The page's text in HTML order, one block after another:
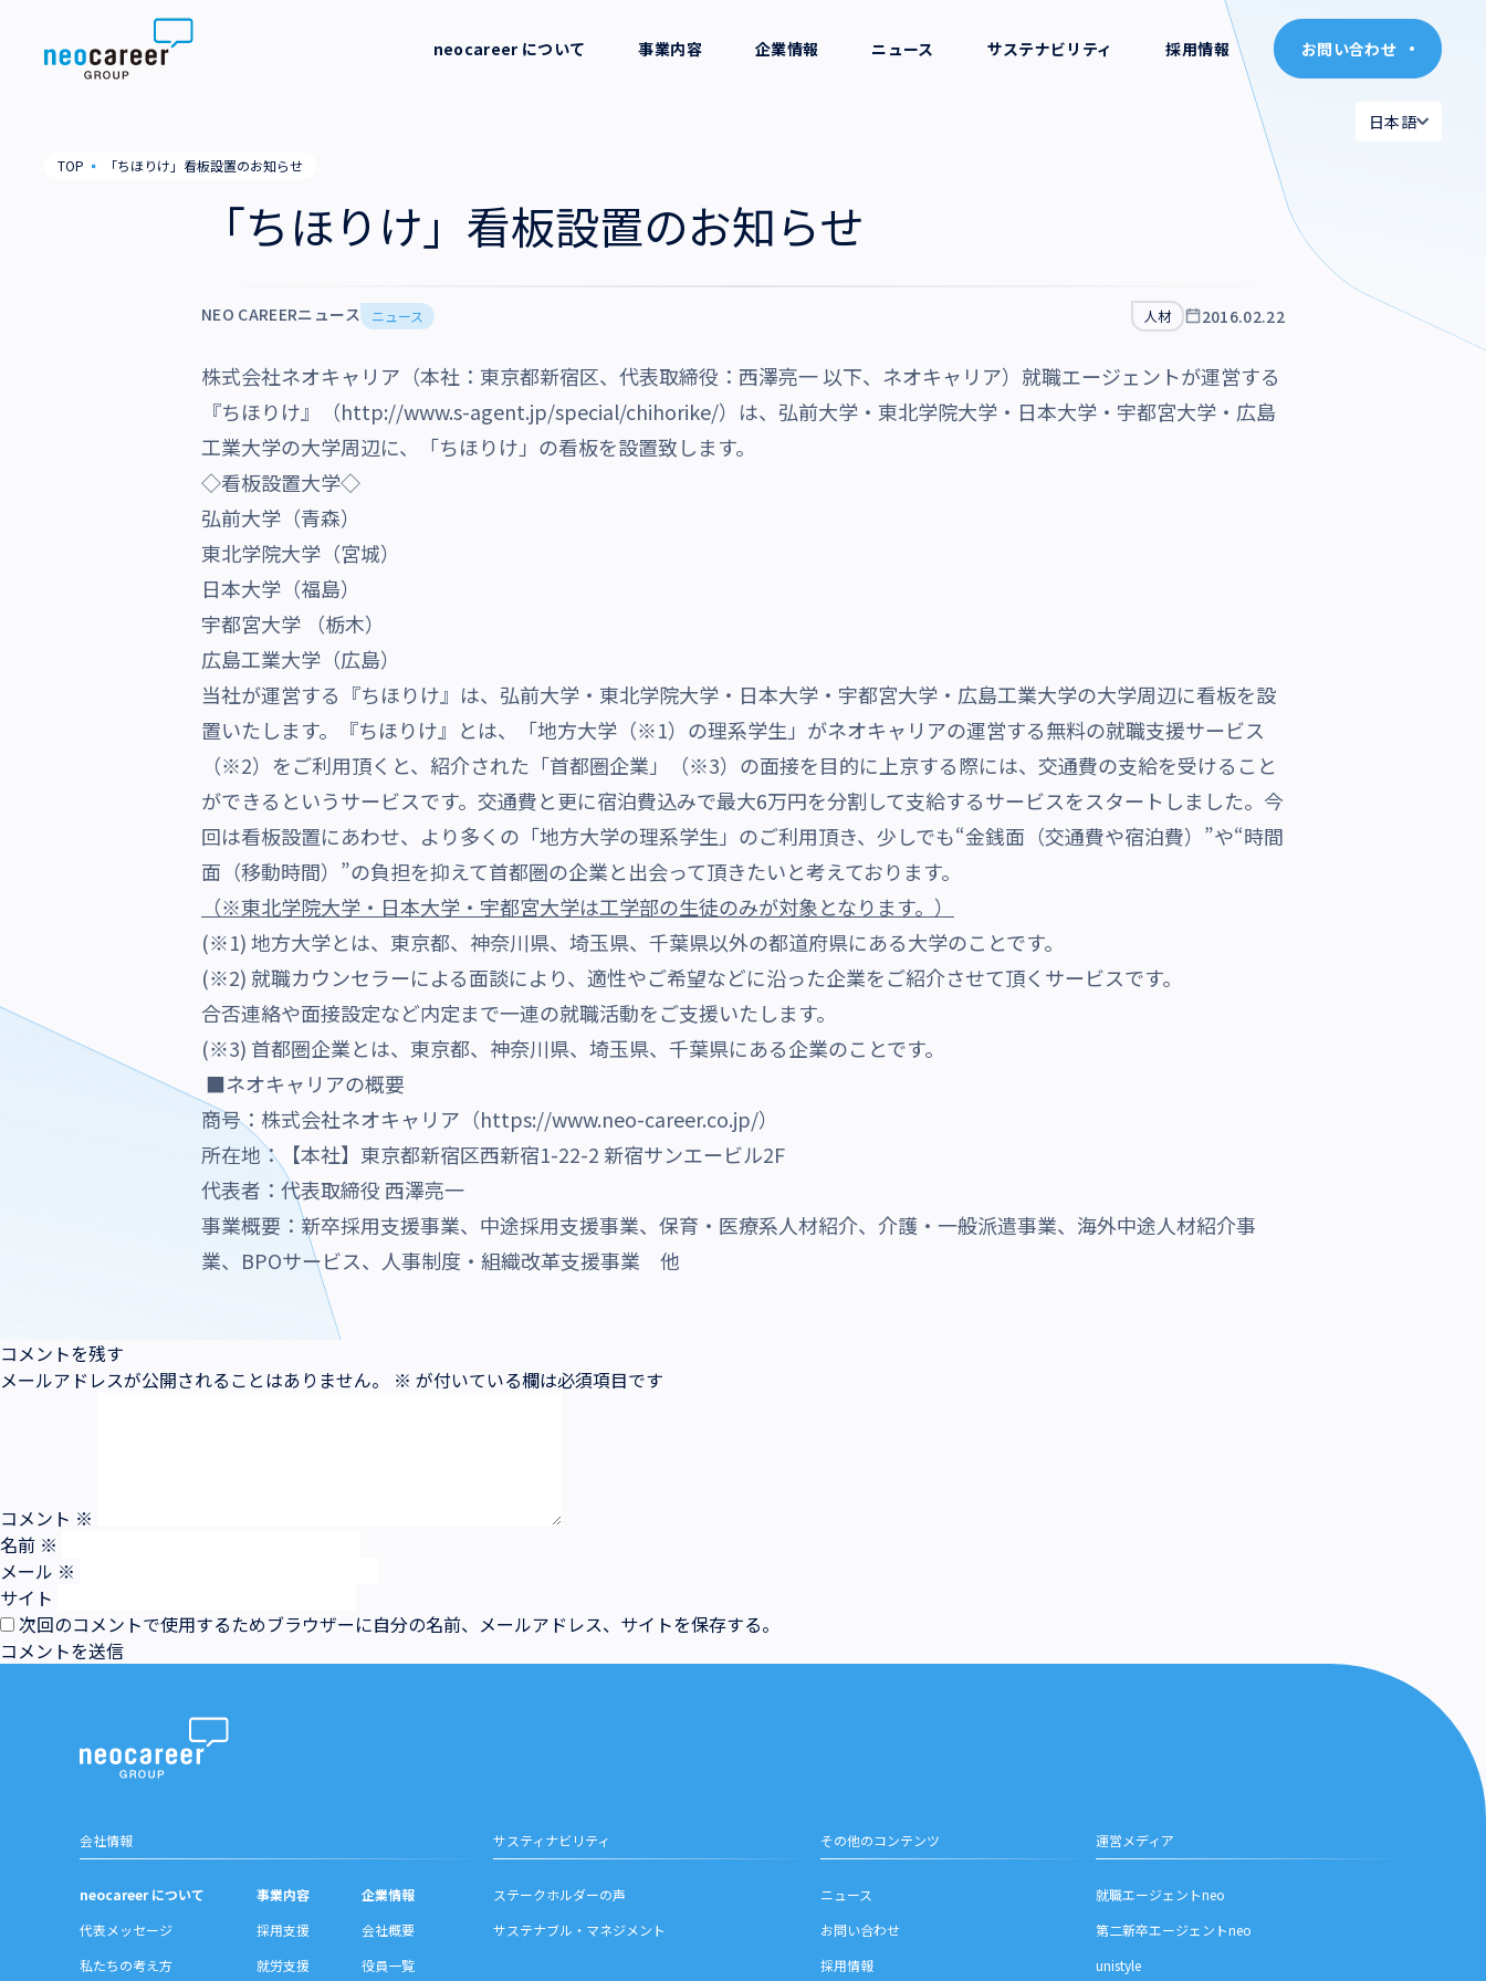
お問い合わせ
日本語
neocareer について
私たちの考え方
事業内容 企業情報
沿革・受賞歴
ニュース サステナビリティ 採用情報 お問い合わせ
日本語
TOP ▪ 「ちほりけ」看板設置のお知らせ
「ちほりけ」看板設置のお知らせ
NEO CAREERニュース ニュース 人材 2016.02.22
株式会社ネオキャリア（本社：東京都新宿区、代表取締役：西澤亮一 以下、ネオキャリア）就職エージェントが運営する
『ちほりけ』（http://www.s-agent.jp/special/chihorike/）は、弘前大学・東北学院大学・日本大学・宇都宮大学・広島
工業大学の大学周辺に、「ちほりけ」の看板を設置致します。
◇看板設置大学◇
弘前大学（青森）
東北学院大学（宮城）
日本大学（福島）
宇都宮大学 （栃木）
広島工業大学（広島）
当社が運営する『ちほりけ』は、弘前大学・東北学院大学・日本大学・宇都宮大学・広島工業大学の大学周辺に看板を設
置いたします。『ちほりけ』とは、「地方大学（※1）の理系学生」がネオキャリアの運営する無料の就職支援サービス
（※2）をご利用頂くと、紹介された「首都圏企業」（※3）の面接を目的に上京する際には、交通費の支給を受けること
ができるというサービスです。交通費と更に宿泊費込みで最大6万円を分割して支給するサービスをスタートしました。今
回は看板設置にあわせ、より多くの「地方大学の理系学生」のご利用頂き、少しでも“金銭面（交通費や宿泊費）”や“時間
面（移動時間）”の負担を抑えて首都圏の企業と出会って頂きたいと考えております。
（※東北学院大学・日本大学・宇都宮大学は工学部の生徒のみが対象となります。）
(※1) 地方大学とは、東京都、神奈川県、埼玉県、千葉県以外の都道府県にある大学のことです。
(※2) 就職カウンセラーによる面談により、適性やご希望などに沿った企業をご紹介させて頂くサービスです。
合否連絡や面接設定など内定まで一連の就職活動をご支援いたします。
(※3) 首都圏企業とは、東京都、神奈川県、埼玉県、千葉県にある企業のことです。
■ネオキャリアの概要
商号：株式会社ネオキャリア（https://www.neo-career.co.jp/）
所在地：【本社】東京都新宿区西新宿1-22-2 新宿サンエービル2F
代表者：代表取締役 西澤亮一
事業概要：新卒採用支援事業、中途採用支援事業、保育・医療系人材紹介、介護・一般派遣事業、海外中途人材紹介事
業、BPOサービス、人事制度・組織改革支援事業 他
コメントを残す
メールアドレスが公開されることはありません。
※ が付いている欄は必須項目です
コメント ※
名前 ※
メール ※
サイト
次回のコメントで使用するためブラウザーに自分の名前、メールアドレス、サイトを保存する。
会社情報
neocareer について
代表メッセージ
私たちの考え方
事業内容
採用支援
就労支援
企業情報
会社概要
役員一覧
サスティナビリティ
ステークホルダーの声
サステナブル・マネジメント
その他のコンテンツ
ニュース
お問い合わせ
採用情報
運営メディア
就職エージェントneo
第二新卒エージェントneo
unistyle